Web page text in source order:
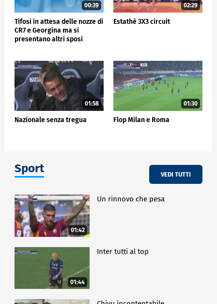
00:39
Tifosi in attesa delle nozze di
CR7 e Georgina ma si
presentano altri sposi
02:29
Estathè 3X3 circuit
01:58
Nazionale senza tregua
01:30
Flop Milan e Roma
Sport VEDI TUTTI
01:42
Un rinnovo che pesa
01:44
Inter tutti al top